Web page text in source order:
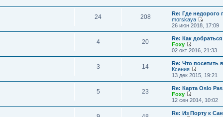
и
ю с
о
о
щ
н
и
ю
п
о
с
л
е
д
н
е
с
о
о
щ
н
и
ю
й
т
п
о
л
е
д
е
с
о
о
щ
24 208
Re: Где недорого
morskaya
П
е
р
е
й
т
к
п
о
л
д
н
е
26 июн 2018, 17:09
4 20
Re: Как
Foxy
П
е
р
е
й
т
к
п
о
л
02 окт 2016, 21:33
3 14
Re: Что посетить
Ксения
П
е
р
е
й
т
13 дек 2015, 19:21
5 23
Re: Карта Oslo
Foxy
П
е
р
12 сен 2014, 10:02
Re: Из Порту к